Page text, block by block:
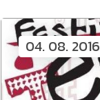
04. 08. 2016